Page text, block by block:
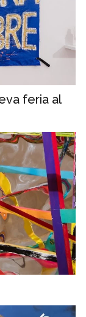
feria al